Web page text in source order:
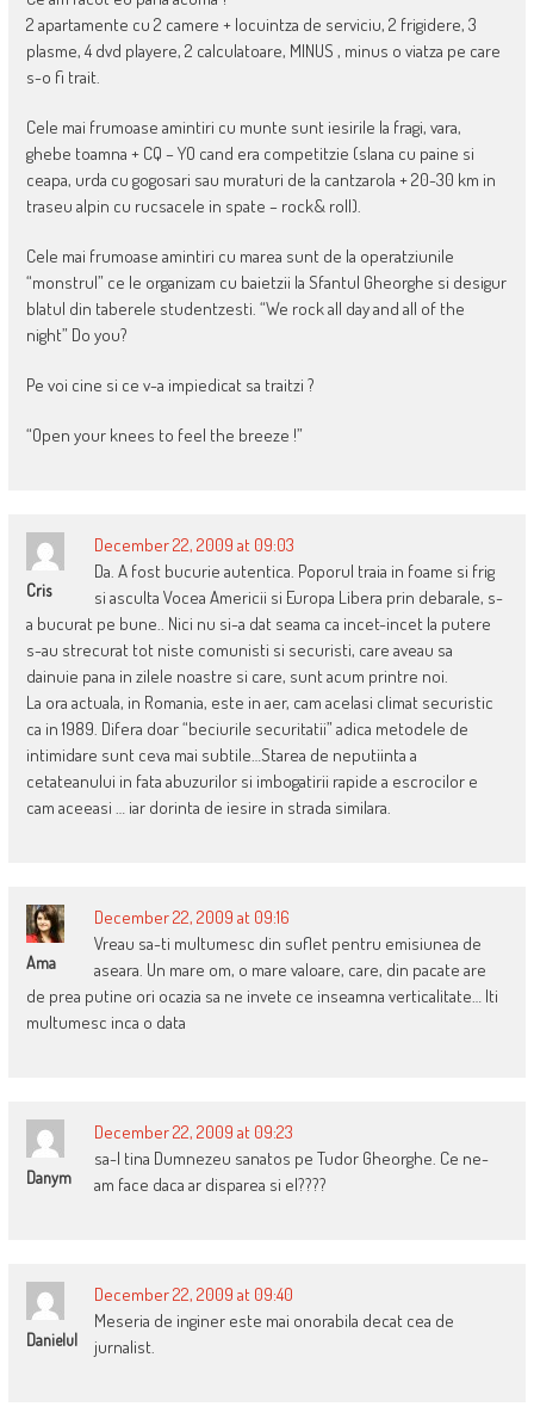
2 apartamente cu 2 camere + locuintza de serviciu, 2 frigidere, 3
plasme, 4 dvd playere, 2 calculatoare, MINUS , minus o viatza pe care
s-o fi trait.
Cele mai frumoase amintiri cu munte sunt iesirile la fragi, vara,
ghebe toamna + CQ – YO cand era competitzie (slana cu paine si
ceapa, urda cu gogosari sau muraturi de la cantzarola + 20-30 km in
traseu alpin cu rucsacele in spate – rock& roll).
Cele mai frumoase amintiri cu marea sunt de la operatziunile
“monstrul” ce le organizam cu baietzii la Sfantul Gheorghe si desigur
blatul din taberele studentzesti. “We rock all day and all of the
night” Do you?
Pe voi cine si ce v-a impiedicat sa traitzi ?
“Open your knees to feel the breeze !”
Cris
December 22, 2009 at 09:03
Da. A fost bucurie autentica. Poporul traia in foame si frig
si asculta Vocea Americii si Europa Libera prin debarale, s-
a bucurat pe bune.. Nici nu si-a dat seama ca incet-incet la putere
s-au strecurat tot niste comunisti si securisti, care aveau sa
dainuie pana in zilele noastre si care, sunt acum printre noi.
La ora actuala, in Romania, este in aer, cam acelasi climat securistic
ca in 1989. Difera doar “beciurile securitatii” adica metodele de
intimidare sunt ceva mai subtile…Starea de neputiinta a
cetateanului in fata abuzurilor si imbogatirii rapide a escrocilor e
cam aceeasi … iar dorinta de iesire in strada similara.
Ama
December 22, 2009 at 09:16
Vreau sa-ti multumesc din suflet pentru emisiunea de
aseara. Un mare om, o mare valoare, care, din pacate are
de prea putine ori ocazia sa ne invete ce inseamna verticalitate… Iti
multumesc inca o data
Danym
December 22, 2009 at 09:23
sa-l tina Dumnezeu sanatos pe Tudor Gheorghe. Ce ne-
am face daca ar disparea si el????
Danielul
December 22, 2009 at 09:40
Meseria de inginer este mai onorabila decat cea de
jurnalist.